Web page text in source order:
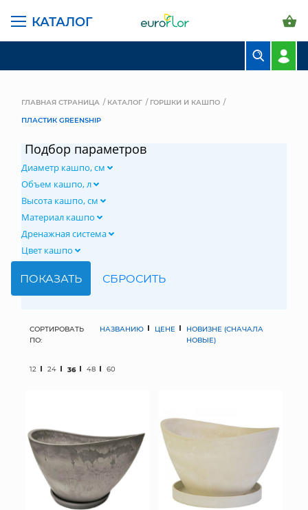
КАТАЛОГ
СВАДЕБНАЯ ФЛОРИСТИКА
МЯГКИЕ ИГРУШКИ
СУНДУКИ
ИСКУССТВЕННЫЕ ЦВЕТЫ
ПАКЕТЫ И СУМКИ
ГЛАВНАЯ СТРАНИЦА КАТАЛОГ
ГОРШКИ И КАШПО
ПЛАСТИК GREENSHIP
Подбор параметров
Диаметр кашпо, см
Объем кашпо, л
Высота кашпо, см
Материал кашпо
Дренажная система
Цвет кашпо
СОРТИРОВАТЬ
ПО:
НАЗВАНИЮ ЦЕНЕ
НОВИЗНЕ (СНАЧАЛА
НОВЫЕ)
12 24 36 48 60